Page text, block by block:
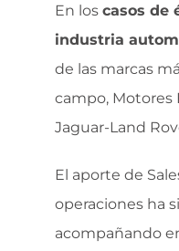
En los casos de
industria
de las marcas
campo, Motores
Jaguar-Land
El aporte de
operaciones ha
acompañando